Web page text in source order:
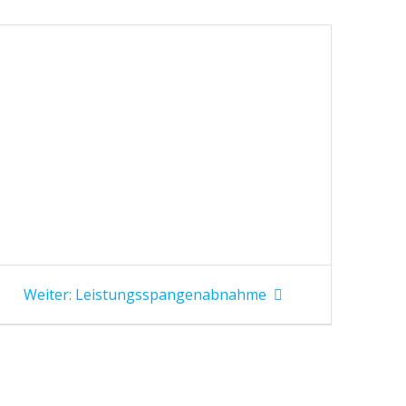
Weiter: Nächster
Leistungsspangenabnahme